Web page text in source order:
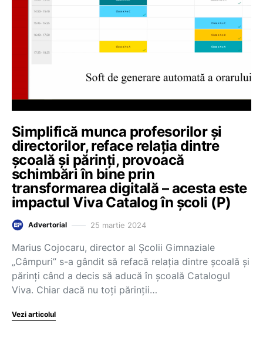
Simplifică munca profesorilor și
directorilor, reface relația dintre
școală și părinți, provoacă
schimbări în bine prin
transformarea digitală – acesta este
impactul Viva Catalog în școli (P)
Advertorial 25 martie 2024
Marius Cojocaru, director al Școlii Gimnaziale
„Câmpuri” s-a gândit să refacă relația dintre școală și
părinți când a decis să aducă în școală Catalogul
Viva. Chiar dacă nu toți părinții…
Vezi articolul